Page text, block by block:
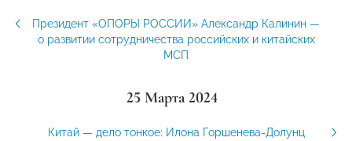
Президент «ОПОРЫ РОССИИ» Александр Калинин —
о развитии сотрудничества российских и китайских
МСП
25 Марта 2024
Китай — дело тонкое: Илона Горшенева-Долунц